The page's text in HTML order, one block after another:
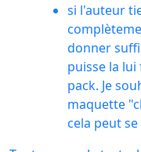
si l'auteur
donner
puisse la lui
pack. Je
maquette
cela peut